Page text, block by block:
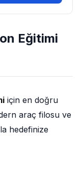
Eğitimi
için en doğru
araç filosu ve
hedefinize